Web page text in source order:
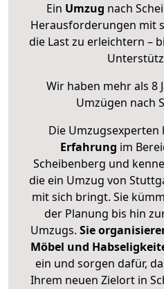
Ein Umzug nach
Herausforderungen mit
die Last zu erleichtern –
Wir haben mehr als 8
Umzügen nach
Die Umzugsexperten
Erfahrung im
Scheibenberg und
die ein Umzug von
mit sich bringt. Sie
der Planung bis hin
Umzugs. Sie
Möbel und
ein und sorgen dafür,
Ihrem neuen Zielort in